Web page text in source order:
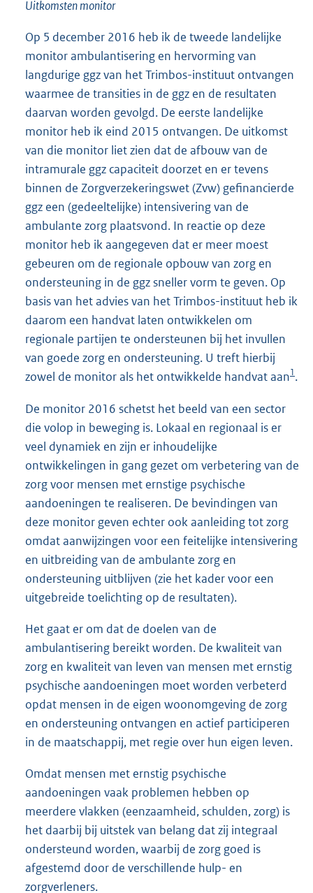
Uitkomsten monitor
Op 5 december 2016 heb ik de tweede landelijke
monitor ambulantisering en hervorming van
langdurige ggz van het Trimbos-instituut ontvangen
waarmee de transities in de ggz en de resultaten
daarvan worden gevolgd. De eerste landelijke
monitor heb ik eind 2015 ontvangen. De uitkomst
van die monitor liet zien dat de afbouw van de
intramurale ggz capaciteit doorzet en er tevens
binnen de Zorgverzekeringswet (Zvw) gefinancierde
ggz een (gedeeltelijke) intensivering van de
ambulante zorg plaatsvond. In reactie op deze
monitor heb ik aangegeven dat er meer moest
gebeuren om de regionale opbouw van zorg en
ondersteuning in de ggz sneller vorm te geven. Op
basis van het advies van het Trimbos-instituut heb ik
daarom een handvat laten ontwikkelen om
regionale partijen te ondersteunen bij het invullen
van goede zorg en ondersteuning. U treft hierbij
zowel de monitor als het ontwikkelde handvat aan1.
De monitor 2016 schetst het beeld van een sector
die volop in beweging is. Lokaal en regionaal is er
veel dynamiek en zijn er inhoudelijke
ontwikkelingen in gang gezet om verbetering van de
zorg voor mensen met ernstige psychische
aandoeningen te realiseren. De bevindingen van
deze monitor geven echter ook aanleiding tot zorg
omdat aanwijzingen voor een feitelijke intensivering
en uitbreiding van de ambulante zorg en
ondersteuning uitblijven (zie het kader voor een
uitgebreide toelichting op de resultaten).
Het gaat er om dat de doelen van de
ambulantisering bereikt worden. De kwaliteit van
zorg en kwaliteit van leven van mensen met ernstig
psychische aandoeningen moet worden verbeterd
opdat mensen in de eigen woonomgeving de zorg
en ondersteuning ontvangen en actief participeren
in de maatschappij, met regie over hun eigen leven.
Omdat mensen met ernstig psychische
aandoeningen vaak problemen hebben op
meerdere vlakken (eenzaamheid, schulden, zorg) is
het daarbij bij uitstek van belang dat zij integraal
ondersteund worden, waarbij de zorg goed is
afgestemd door de verschillende hulp- en
zorgverleners.